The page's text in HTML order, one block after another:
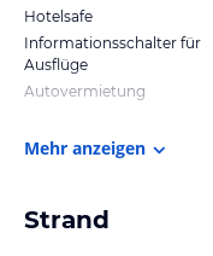
Hotelsafe
Informationsschalter für
Ausflüge
Autovermietung
Mehr anzeigen
Strand